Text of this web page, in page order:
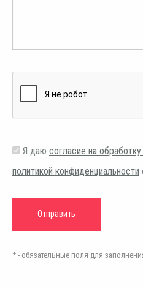
Я даю согласие на
политикой конфиденциальности
* - обязательные поля для